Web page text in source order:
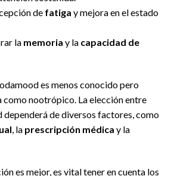
de fatiga y mejora en el estado
la memoria y la capacidad de
es menos conocido pero
nootrópico. La elección entre
de diversos factores, como
, la prescripción médica y la
es mejor, es vital tener en cuenta los